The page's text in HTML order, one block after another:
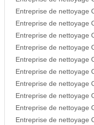
Entreprise de nettoyage
Entreprise de nettoyage
Entreprise de nettoyage
Entreprise de nettoyage
Entreprise de nettoyage
Entreprise de nettoyage
Entreprise de nettoyage
Entreprise de nettoyage
Entreprise de nettoyage
Entreprise de nettoyage